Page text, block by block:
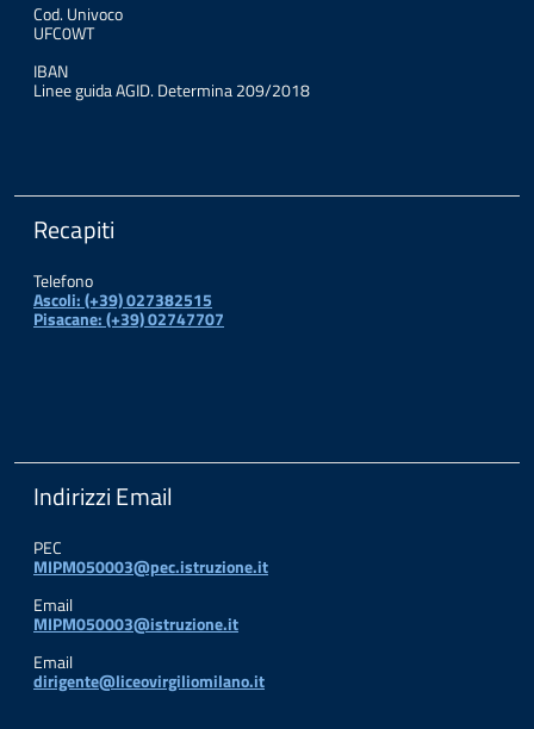
Cod. Univoco
UFC0WT
IBAN
Linee guida AGID. Determina 209/2018
Recapiti
Telefono
Ascoli: (+39) 027382515
Pisacane: (+39) 02747707
Indirizzi Email
PEC
MIPM050003@pec.istruzione.it
Email
MIPM050003@istruzione.it
Email
dirigente@liceovirgiliomilano.it